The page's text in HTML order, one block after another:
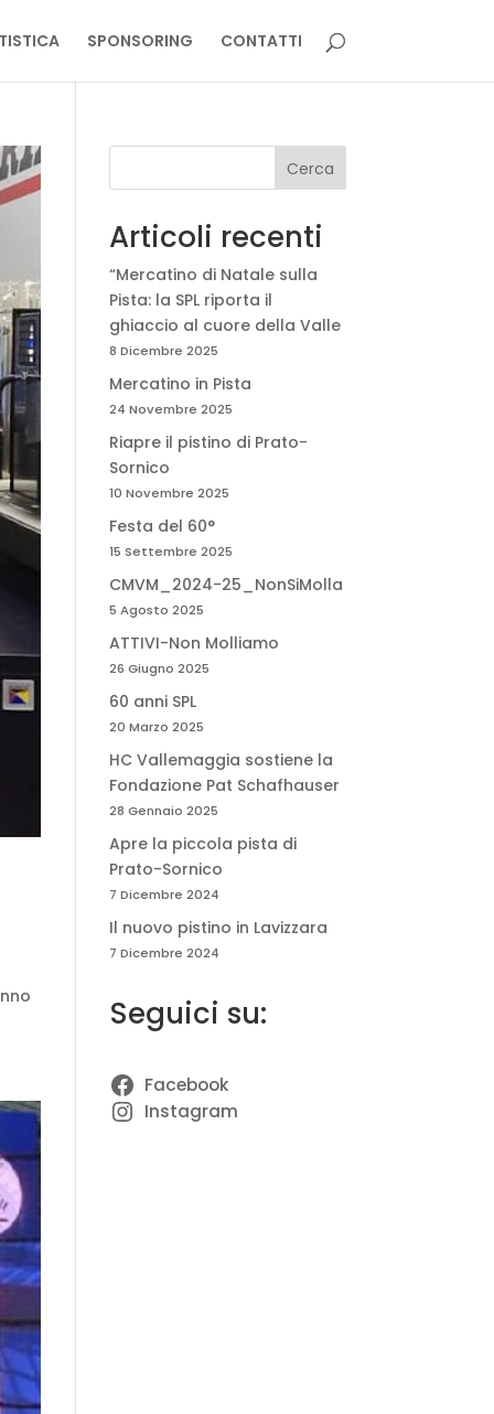
SPONSORING CONTATTI
Cerca
Articoli recenti
“Mercatino di Natale sulla
Pista: la SPL riporta il
ghiaccio al cuore della Valle
8 Dicembre 2025
Mercatino in Pista
24 Novembre 2025
Riapre il pistino di Prato-
Sornico
10 Novembre 2025
Festa del 60°
15 Settembre 2025
CMVM_2024-25_NonSiMolla
5 Agosto 2025
ATTIVI-Non Molliamo
26 Giugno 2025
60 anni SPL
20 Marzo 2025
HC Vallemaggia sostiene la
Fondazione Pat Schafhauser
28 Gennaio 2025
Apre la piccola pista di
Prato-Sornico
7 Dicembre 2024
Il nuovo pistino in Lavizzara
7 Dicembre 2024
Seguici su:
Facebook
Instagram